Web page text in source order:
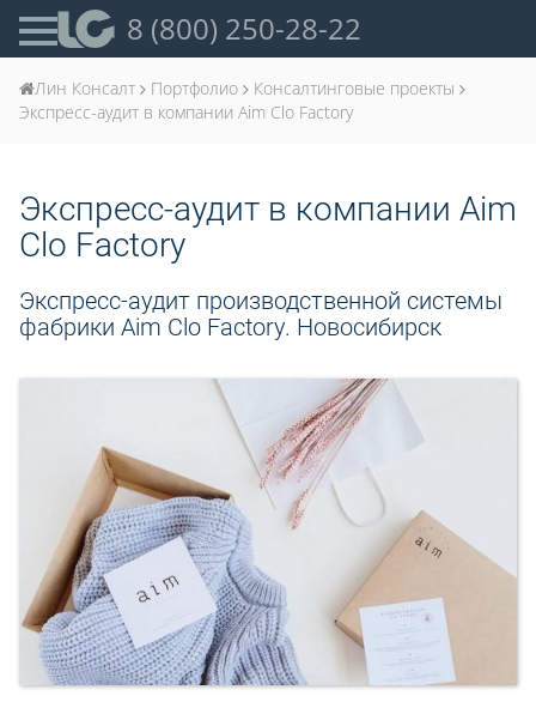
8 (800) 250-28-22
Лин Консалт Портфолио
Консалтинговые проекты
Экспресс-аудит в компании Aim Clo Factory
Экспресс-аудит в компании Aim
Clo Factory
Экспресс-аудит производственной системы
фабрики Aim Clo Factory. Новосибирск